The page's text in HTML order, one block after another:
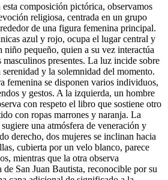
esta composición pictórica, observamos
religiosa, centrada en un grupo
de una figura femenina principal.
azul y rojo, ocupa el lugar central y
niño pequeño, quien a su vez interactúa
masculinos presentes. La luz incide sobre
serenidad y la solemnidad del momento.
femenina se disponen varios individuos,
y gestos. A la izquierda, un hombre
con respeto el libro que sostiene otro
con ropas marrones y naranja. La
una atmósfera de veneración y
derecho, dos mujeres se inclinan hacia
cubierta por un velo blanco, parece
mientras que la otra observa
de San Juan Bautista, reconocible por su